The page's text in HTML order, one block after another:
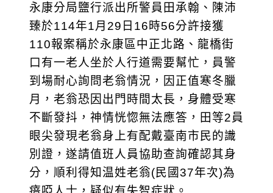
永康分局鹽行派出所警員田承翰、陳沛
臻於114年1月29日16時56分許接獲
110報案稱於永康區中正北路、龍橋街
口有一老人坐於人行道需要幫忙，員警
到場耐心詢問老翁情況，因正值寒冬臘
月，老翁恐因出門時間太長，身體受寒
不斷發抖，神情恍惚無法應答，田等2員
眼尖發現老翁身上有配戴臺南市民的識
別證，遂請值班人員協助查詢確認其身
分，順利得知温姓老翁(民國37年次)為